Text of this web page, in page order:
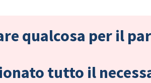
qualcosa per il
tutto il